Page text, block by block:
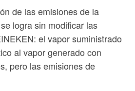
de las emisiones de la
logra sin modificar las
el vapor suministrado
al vapor generado con
pero las emisiones de